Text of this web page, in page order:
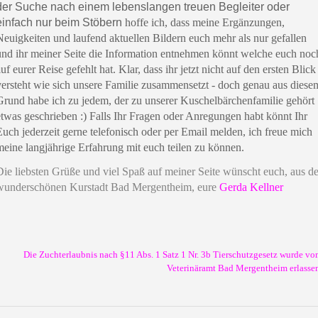
Suche nach einem lebenslangen treuen Begleiter oder
nur beim Stöbern hoffe ich, dass meine Ergänzungen,
und laufend aktuellen Bildern euch mehr als nur gefallen
ihr meiner Seite die Information entnehmen könnt welche euch
eurer Reise gefehlt hat. Klar, dass ihr jetzt nicht auf den ersten Blick
wie sich unsere Familie zusammensetzt - doch genau aus
habe ich zu jedem, der zu unserer Kuschelbärchenfamilie gehört
geschrieben :) Falls Ihr Fragen oder Anregungen habt könnt Ihr
jederzeit gerne telefonisch oder per Email melden, ich freue mich
langjährige Erfahrung mit euch teilen zu können.
liebsten Grüße und viel Spaß auf meiner Seite wünscht euch, aus
Kurstadt Bad Mergentheim, eure Gerda Kellner
Die Zuchterlaubnis nach §11 Abs. 1 Satz 1 Nr. 3b Tierschutzgesetz wurde
Veterinäramt Bad Mergentheim